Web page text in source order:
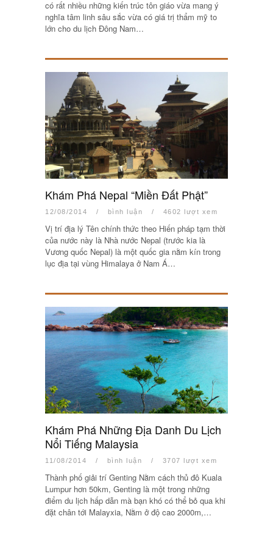
có rất nhiều những kiến trúc tôn giáo vừa mang ý
nghĩa tâm linh sâu sắc vừa có giá trị thẩm mỹ to
lớn cho du lịch Đông Nam…
Khám Phá Nepal “Miền Đất Phật”
12/08/2014 / bình luận / 4602 lượt xem
Vị trí địa lý Tên chính thức theo Hiến pháp tạm thời
của nước này là Nhà nước Nepal (trước kia là
Vương quốc Nepal) là một quốc gia nằm kín trong
lục địa tại vùng Himalaya ở Nam Á…
Khám Phá Những Địa Danh Du Lịch
Nổi Tiếng Malaysia
11/08/2014 / bình luận / 3707 lượt xem
Thành phố giải trí Genting Nằm cách thủ đô Kuala
Lumpur hơn 50km, Genting là một trong những
điểm du lịch hấp dẫn mà bạn khó có thể bỏ qua khi
đặt chân tới Malayxia, Nằm ở độ cao 2000m,…